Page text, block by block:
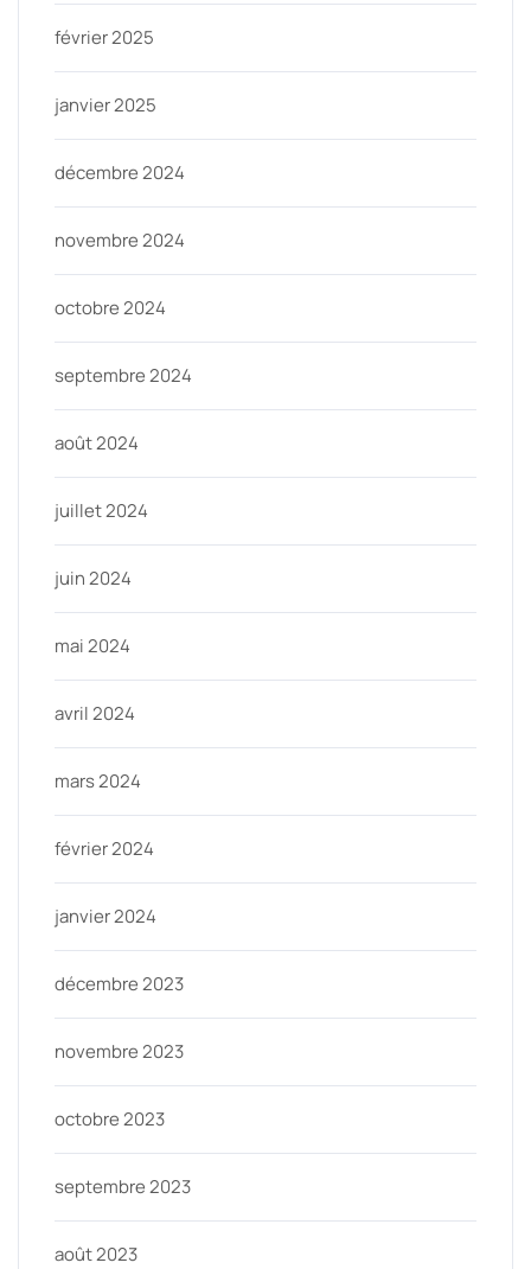
février 2025
janvier 2025
décembre 2024
novembre 2024
octobre 2024
septembre 2024
août 2024
juillet 2024
juin 2024
mai 2024
avril 2024
mars 2024
février 2024
janvier 2024
décembre 2023
novembre 2023
octobre 2023
septembre 2023
août 2023